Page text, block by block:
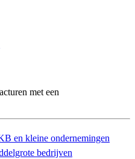
met een
en kleine ondernemingen
bedrijven